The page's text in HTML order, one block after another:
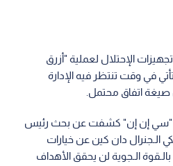
بأن تجهيزات الإحتلال لعملية "أزرق
في وقت تنتظر فيه الإدارة
صيغة اتفاق محتمل.
"سي إن إن" كشفت عن بحث رئيس
الـجنرال دان كين عن خيارات
الـجوية لن يحقق الأهداف